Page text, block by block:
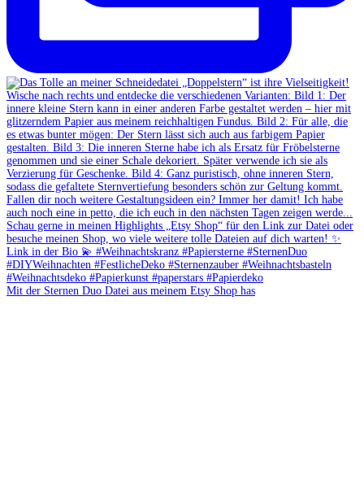
Mit der Sternen Duo Datei aus meinem Etsy Shop has